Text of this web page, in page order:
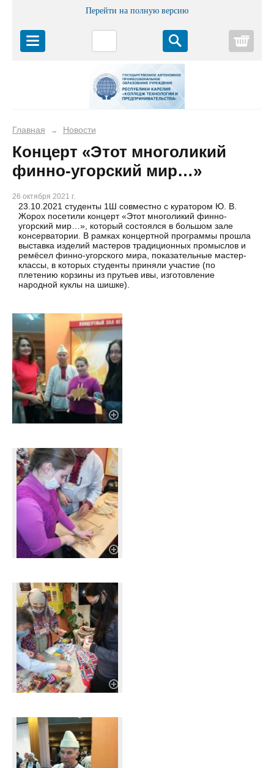
Перейти на полную версию
Главная → Новости
Концерт «Этот многоликий
финно-угорский мир…»
26 октября 2021 г.
23.10.2021 студенты 1Ш совместно с куратором Ю. В.
Жорох посетили концерт «Этот многоликий финно-
угорский мир…», который состоялся в большом зале
консерватории. В рамках концертной программы прошла
выставка изделий мастеров традиционных промыслов и
ремёсел финно-угорского мира, показательные мастер-
классы, в которых студенты приняли участие (по
плетению корзины из прутьев ивы, изготовление
народной куклы на шишке).